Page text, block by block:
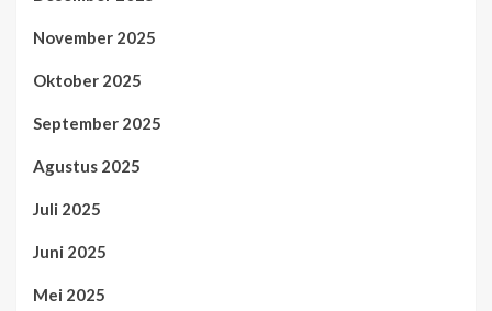
November 2025
Oktober 2025
September 2025
Agustus 2025
Juli 2025
Juni 2025
Mei 2025